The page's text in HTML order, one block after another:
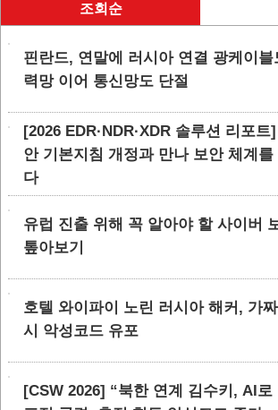
조회순
핀란드, 연말에 러시아 연결 광케이블
력망 이어 통신망도 단절
[2026 EDR·NDR·XDR 솔루션 리포
안 기본지침 개정과 만나 보안 체계
다
유럽 진출 위해 꼭 알아야 할 사이버
톺아보기
호텔 와이파이 노린 러시아 해커, 가
시 악성코드 유포
[CSW 2026] “북한 연계 김수키, AI